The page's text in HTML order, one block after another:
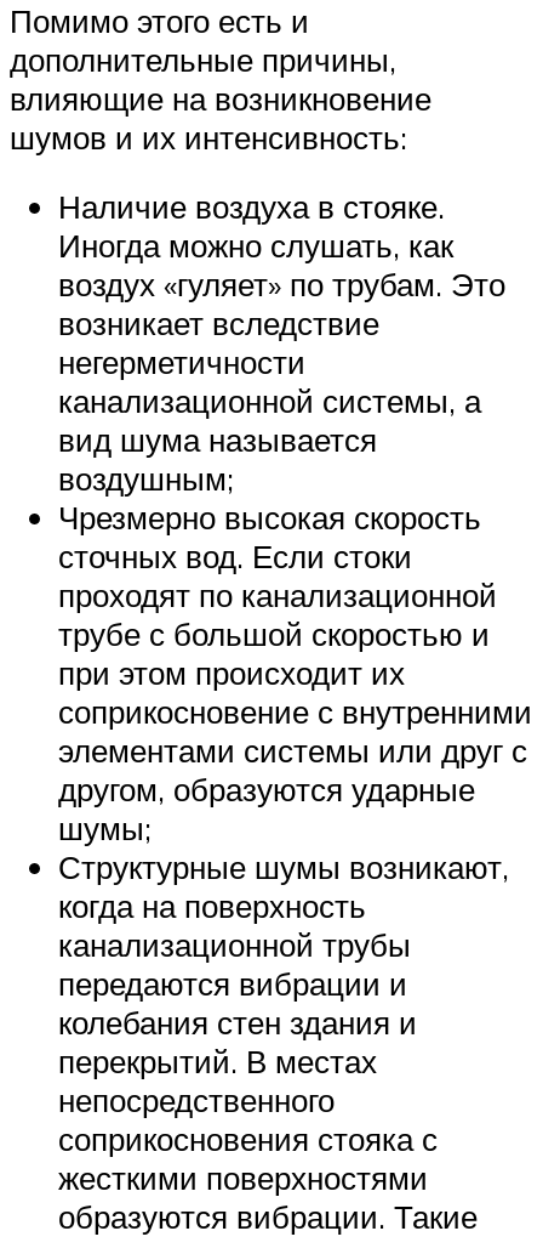
Помимо этого есть и
дополнительные причины,
влияющие на возникновение
шумов и их интенсивность:
Наличие воздуха в стояке.
Иногда можно слушать, как
воздух «гуляет» по трубам. Это
возникает вследствие
негерметичности
канализационной системы, а
вид шума называется
воздушным;
Чрезмерно высокая скорость
сточных вод. Если стоки
проходят по канализационной
трубе с большой скоростью и
при этом происходит их
соприкосновение с внутренними
элементами системы или друг с
другом, образуются ударные
шумы;
Структурные шумы возникают,
когда на поверхность
канализационной трубы
передаются вибрации и
колебания стен здания и
перекрытий. В местах
непосредственного
соприкосновения стояка с
жесткими поверхностями
образуются вибрации. Такие